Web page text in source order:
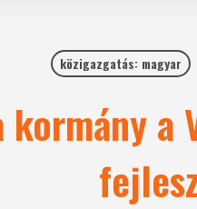
közigazgatás: magyar
kormány